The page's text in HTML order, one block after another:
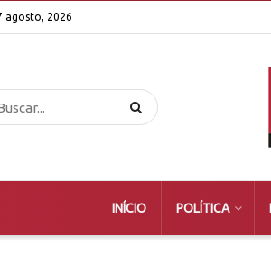
agosto, 2026
INÍCIO POLÍTICA